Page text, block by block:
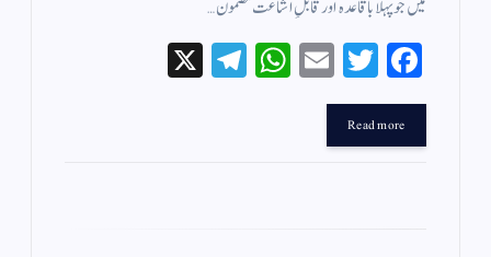
میں جو پہلا باقاعدہ اور قابلِ اشاعت مضمون…
Fa
ce
bo
ok
T
wi
r
E
m
W
ha
Te
le
Read more